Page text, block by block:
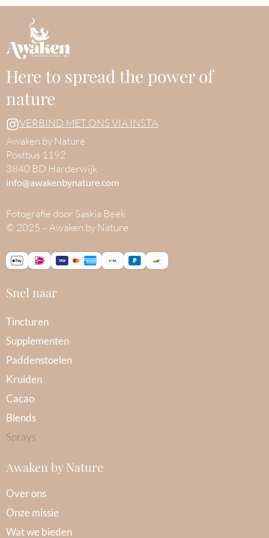
Here to spread the power of
nature
VERBIND MET ONS VIA INSTA
Awaken by Nature
Postbus 1192
3840 BD Harderwijk
info@awakenbynature.com
Fotografie door Saskia Beek
© 2025 – Awaken by Nature
Snel naar
Tincturen
Supplementen
Paddenstoelen
Kruiden
Cacao
Blends
Sprays
Awaken by Nature
Over ons
Onze missie
Wat we bieden